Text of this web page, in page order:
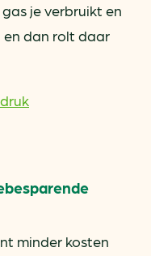
je verbruikt en
en dan rolt daar
minder kosten